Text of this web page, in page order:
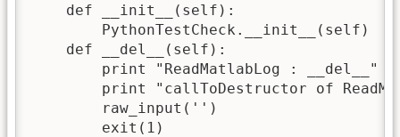
    def __init__(self):
        PythonTestCheck.__init__(self)
    def __del__(self):
        print "ReadMatlabLog : __del__"
print "callToDestructor of
        raw_input('')
        exit(1)